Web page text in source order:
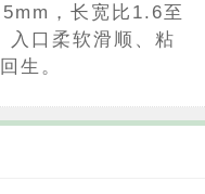
，长宽比1.6至
入口柔软滑顺、粘
生。